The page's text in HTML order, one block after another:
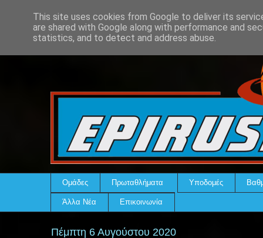
Ομάδες Πρωταθλήματα Υποδομές
Άλλα Νέα Επικοινωνία
Πέμπτη 6 Αυγούστου 2020
This site uses cookies from Google to deliver its
are shared with Google along with performance and
statistics, and to detect and address abuse.